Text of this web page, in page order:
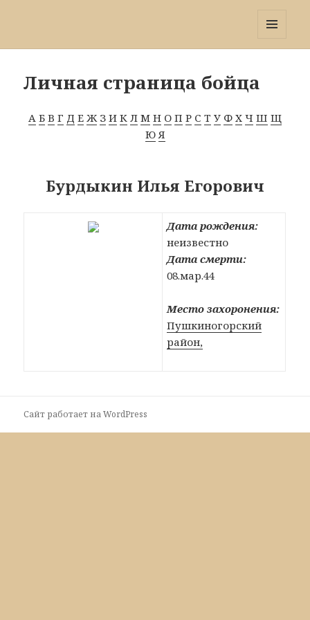
Личная страница бойца
А Б В Г Д Е Ж З И К Л М Н О П Р С Т У Ф Х Ч Ш Щ
Ю Я
Бурдыкин Илья Егорович
Дата рождения:
неизвестно
Дата смерти:
08.мар.44
Место захоронения:
Пушкиногорский
район,
Сайт работает на WordPress